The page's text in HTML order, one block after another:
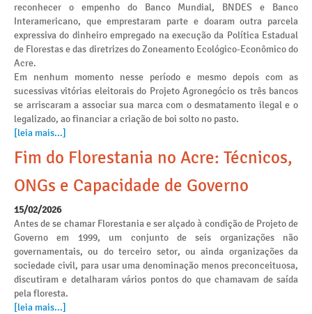
reconhecer o empenho do Banco Mundial, BNDES e Banco
Interamericano, que emprestaram parte e doaram outra parcela
expressiva do dinheiro empregado na execução da Política Estadual
de Florestas e das diretrizes do Zoneamento Ecológico-Econômico do
Acre.
Em nenhum momento nesse período e mesmo depois com as
sucessivas vitórias eleitorais do Projeto Agronegócio os três bancos
se arriscaram a associar sua marca com o desmatamento ilegal e o
legalizado, ao financiar a criação de boi solto no pasto.
[leia mais...]
Fim do Florestania no Acre: Técnicos,
ONGs e Capacidade de Governo
15/02/2026
Antes de se chamar Florestania e ser alçado à condição de Projeto de
Governo em 1999, um conjunto de seis organizações não
governamentais, ou do terceiro setor, ou ainda organizações da
sociedade civil, para usar uma denominação menos preconceituosa,
discutiram e detalharam vários pontos do que chamavam de saída
pela floresta.
[leia mais...]